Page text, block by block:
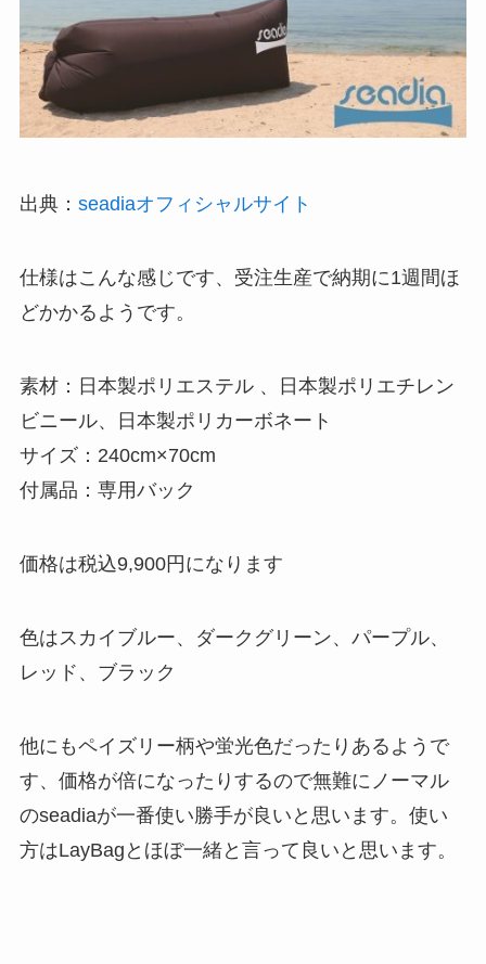
出典： seadiaオフィシャルサイト
仕様はこんな感じです、受注生産で納期に1週間ほ
どかかるようです。
素材：日本製ポリエステル 、日本製ポリエチレン
ビニール、日本製ポリカーボネート
サイズ：240cm×70cm
付属品：専用バック
価格は税込9,900円になります
色はスカイブルー、ダークグリーン、パープル、
レッド、ブラック
他にもペイズリー柄や蛍光色だったりあるようで
す、価格が倍になったりするので無難にノーマル
のseadiaが一番使い勝手が良いと思います。使い
方はLayBagとほぼ一緒と言って良いと思います。